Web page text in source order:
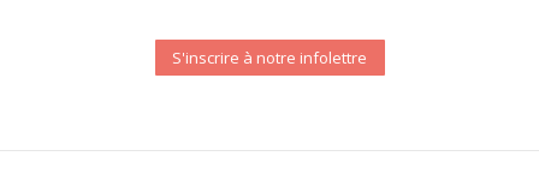
S'inscrire à notre infolettre